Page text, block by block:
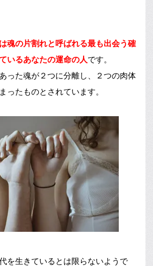
魂の片割れと呼ばれる最も出会う確
いるあなたの運命の人です。
った魂が２つに分離し、２つの肉体
ったものとされています。
を生きているとは限らないようで